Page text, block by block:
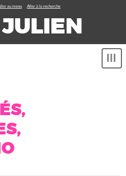
au menu Aller à la recherche